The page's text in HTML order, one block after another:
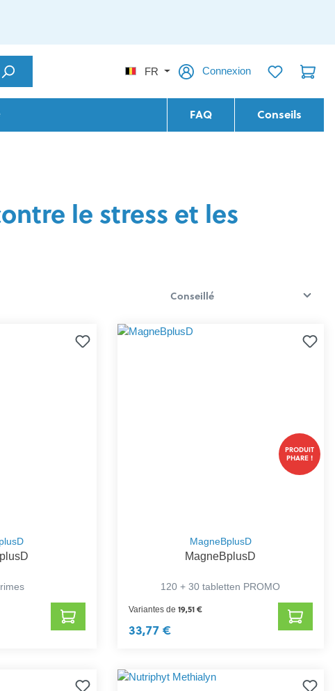
FR Connexion
FAQ Conseils
le stress et les
PRODUIT
PHARE !
MagneBplusD
MagneBplusD
120 + 30 tabletten PROMO
Variantes de 19,51 €
33,77 €